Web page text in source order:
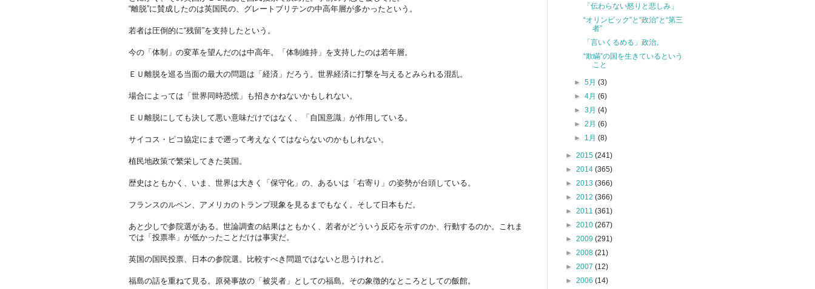
“離脱”に賛成したのは英国民の、グレートブリテンの中高年層が多かったという。
若者は圧倒的に“残留”を支持したという。
今の「体制」の変革を望んだのは中高年。「体制維持」を支持したのは若年層。
ＥＵ離脱を巡る当面の最大の問題は「経済」だろう。世界経済に打撃を与えるとみられる混乱。
場合によっては「世界同時恐慌」も招きかねないかもしれない。
ＥＵ離脱にしても決して悪い意味だけではなく、「自国意識」が作用している。
サイコス・ピコ協定にまで遡って考えなくてはならないのかもしれない。
植民地政策で繁栄してきた英国。
歴史はともかく、いま、世界は大きく「保守化」の、あるいは「右寄り」の姿勢が台頭している。
フランスのルペン、アメリカのトランプ現象を見るまでもなく。そして日本もだ。
あと少しで参院選がある。世論調査の結果はともかく、若者がどういう反応を示すのか、行動するのか。これま
では「投票率」が低かったことだけは事実だ。
英国の国民投票、日本の参院選。比較すべき問題ではないと思うけれど。
福島の話を重ねて見る。原発事故の「被災者」としての福島。その象徴的なところとしての飯館。
「伝わらない怒りと悲しみ」
“オリンピック”と“政治”と“第三
者”
「言いくるめる」政治。
“欺瞞”の国を生きているという
こと
►5月(3)
►4月(6)
►3月(4)
►2月(6)
► 1月(8)
► 2015 (241)
► 2014 (365)
► 2013 (366)
► 2012 (366)
► 2011 (361)
► 2010 (267)
► 2009 (291)
► 2008 (21)
► 2007 (12)
► 2006 (14)